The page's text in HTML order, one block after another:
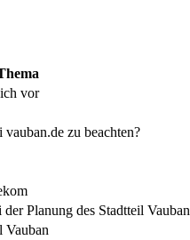
vor
zu beachten?
Planung des Stadtteil Vauban
Vauban